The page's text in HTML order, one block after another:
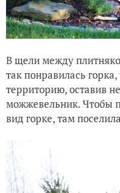
В щели между
так понравилась
территорию, оставив
можжевельник. Чтобы
вид горке, там